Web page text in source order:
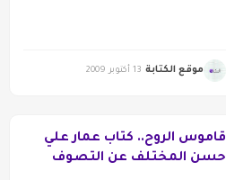
موقع الكتابة 13 أكتوبر 2009
قاموس الروح.. كتاب عمار علي
حسن المختلف عن التصوف